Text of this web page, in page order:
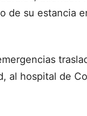
de su estancia
al hospital de